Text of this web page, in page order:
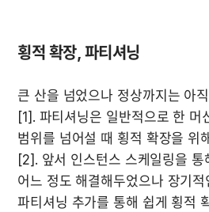
횡적 확장, 파티셔닝
큰 산을 넘었으나 정상까지는 아
[1]. 파티셔닝은 일반적으로 한 머
범위를 넘어설 때 횡적 확장을 위
[2]. 앞서 인스턴스 스케일링을
어느 정도 해결해두었으나 장기
파티셔닝 추가를 통해 쉽게 횡적